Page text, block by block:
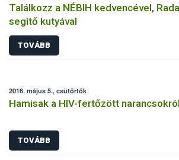
Találkozz a NÉBIH kedvencével,
segítő kutyával
TOVÁBB
2016. május 5., csütörtök
Hamisak a HIV-fertőzött
TOVÁBB